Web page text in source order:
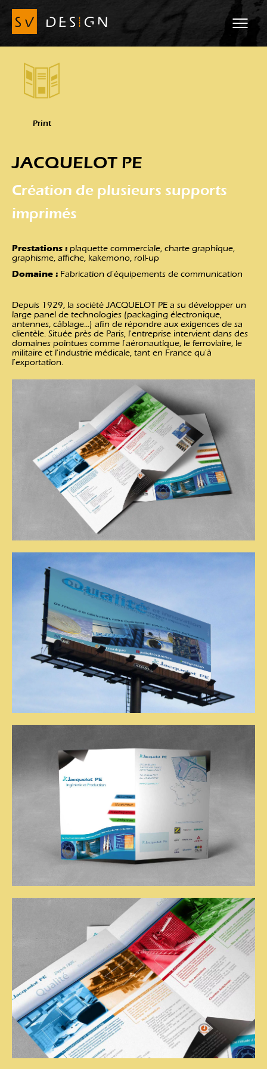
Print
JACQUELOT PE
Création de plusieurs supports
imprimés
Prestations : plaquette commerciale, charte graphique,
graphisme, affiche, kakemono, roll-up
Domaine : Fabrication d'équipements de communication
Depuis 1929, la société JACQUELOT PE a su développer un
large panel de technologies (packaging électronique,
antennes, câblage...) afin de répondre aux exigences de sa
clientèle. Située près de Paris, l'entreprise intervient dans des
domaines pointues comme l'aéronautique, le ferroviaire, le
militaire et l'industrie médicale, tant en France qu'à
l'exportation.